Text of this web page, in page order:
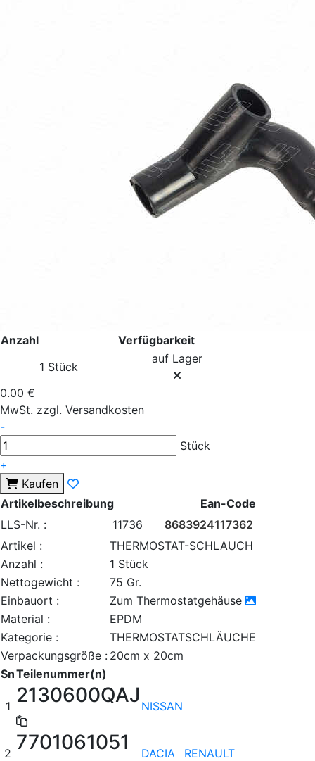
Anzahl
Verfügbarkeit
1 Stück
auf Lager
0.00 €
MwSt. zzgl. Versandkosten
-
Stück
+
Kaufen
Artikelbeschreibung
Ean-Code
LLS-Nr. :
11736
8683924117362
Artikel :
THERMOSTAT-SCHLAUCH
Anzahl :
1 Stück
Nettogewicht :
75 Gr.
Einbauort :
Zum Thermostatgehäuse
Material :
EPDM
Kategorie :
THERMOSTATSCHLÄUCHE
Verpackungsgröße : 20cm x 20cm
SnTeilenummer(n)
1 2130600QAJ NISSAN
2 7701061051 DACIA RENAULT